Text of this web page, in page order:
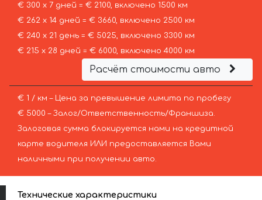
€ 300 х 7 дней = € 2100, включено 1500 км
€ 262 х 14 дней = € 3660, включено 2500 км
€ 240 х 21 день = € 5025, включено 3300 км
€ 215 х 28 дней = € 6000, включено 4000 км
Расчёт стоимости авто
€ 1 / км – Цена за превышение лимита по пробегу
€ 5000 – Залог/Ответственность/Франшиза.
Залоговая сумма блокируется нами на кредитной
карте водителя ИЛИ предоставляется Вами
наличными при получении авто.
Технические характеристики